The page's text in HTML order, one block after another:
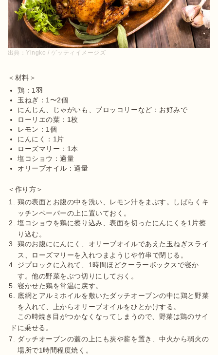
出典：Yingko / ゲッティイメージズ
鶏：1羽
玉ねぎ：1〜2個
にんじん、じゃがいも、ブロッコリーなど：お好みで
ローリエの葉：1枚
レモン：1個
にんにく：1片
ローズマリー：1本
塩コショウ：適量
オリーブオイル：適量
鶏の表面とお腹の中を洗い、レモン汁をまぶす。しばらくキ
ッチンペーパーの上に置いておく。
塩コショウを鶏に擦り込み、表面を切ったにんにくを1片擦
り込む。
鶏のお腹ににんにく、オリーブオイルであえた玉ねぎスライ
ス、ローズマリーを入れつまようじや竹串で閉じる。
ジプロックに入れて、1時間ほどクーラーボックスで寝か
す。他の野菜をぶつ切りにしておく。
寝かせた鶏を常温に戻す。
底網とアルミホイルを敷いたダッチオーブンの中に鶏と野菜
を入れて、上からオリーブオイルをひとかけする。
この時焼き目がつかなくなってしまうので、野菜は鶏のサイ
ダッチオーブンの蓋の上にも炭や薪を置き、中火から弱火の
場所で1時間程度焼く。